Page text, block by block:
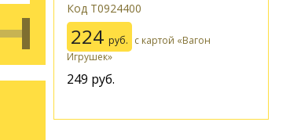
Код Т0924400
224 руб. с картой «Вагон
Игрушек»
249 руб.